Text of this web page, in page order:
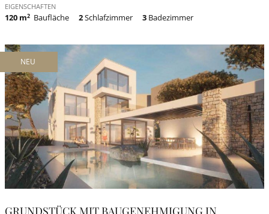
EIGENSCHAFTEN
120 m2 Baufläche 2Schlafzimmer 3 Badezimmer
NEU
GRUNDSTÜCK MIT BAUGENEHMIGUNG IN